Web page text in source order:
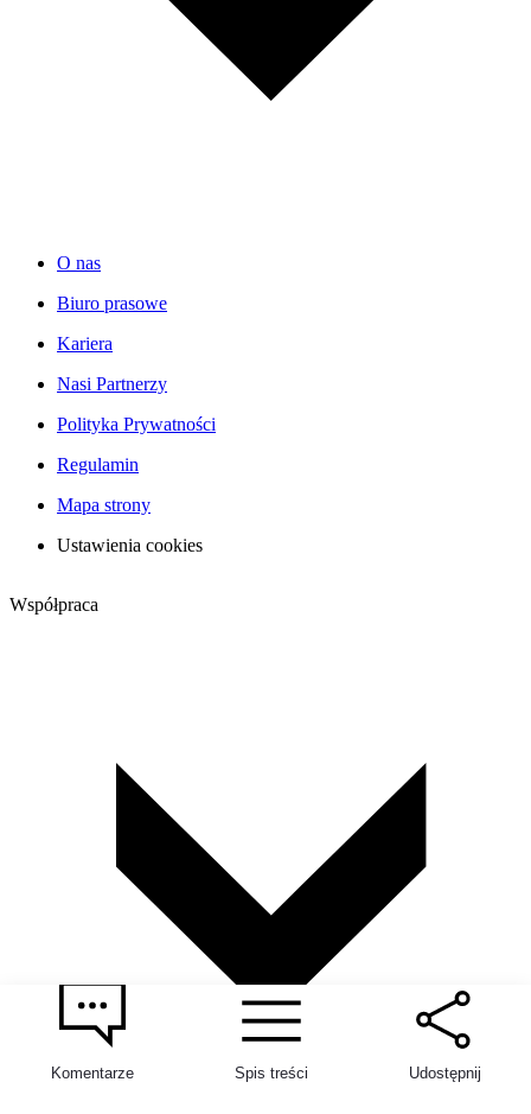
Komentarze Spis treści Udostępnij
O nas
Biuro prasowe
Kariera
Nasi Partnerzy
Polityka Prywatności
Regulamin
Mapa strony
Ustawienia cookies
Współpraca